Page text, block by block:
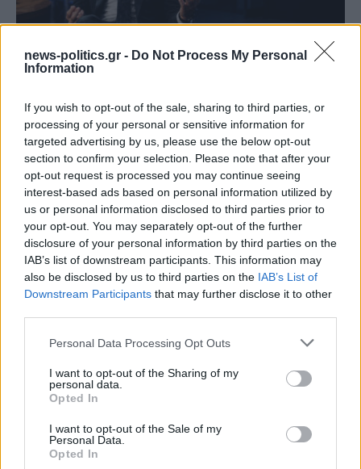
news-politics.gr - Do Not Process My Personal
Information
If you wish to opt-out of the sale, sharing to third parties, or
processing of your personal or sensitive information for
targeted advertising by us, please use the below opt-out
section to confirm your selection. Please note that after your
opt-out request is processed you may continue seeing
interest-based ads based on personal information utilized by
us or personal information disclosed to third parties prior to
your opt-out. You may separately opt-out of the further
disclosure of your personal information by third parties on the
IAB’s list of downstream participants. This information may
also be disclosed by us to third parties on the IAB’s List of
Downstream Participants that may further disclose it to other
Personal Data Processing Opt Outs
I want to opt-out of the Sharing of my
personal data.
Opted In
I want to opt-out of the Sale of my
Personal Data.
Opted In
τουρισμός άντεξε τις διεθνείς κρίσεις, αλλά
χρειάζονται γενναίες αλλαγές για να παραμείνει
ανταγωνιστικός» (ηχητικό)
Φεύγει ο ένας μετά τον άλλον: Μπαράζ αποχωρήσεων
από το κόμμα Καρυστιανού – Εκτός η Κατερίνα
Μουτσάτσου και δύο μέλη